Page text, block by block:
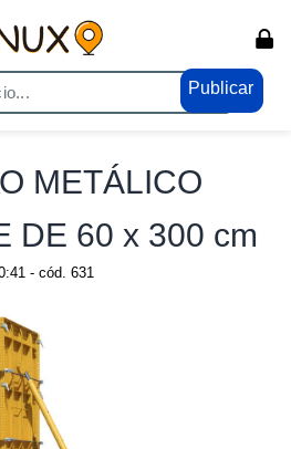
Publicar
de todo
METÁLICO
DE 60 x 300 cm
- cód. 631